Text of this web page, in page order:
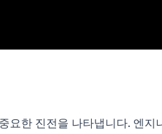
요한 진전을 나타냅니다. 엔지